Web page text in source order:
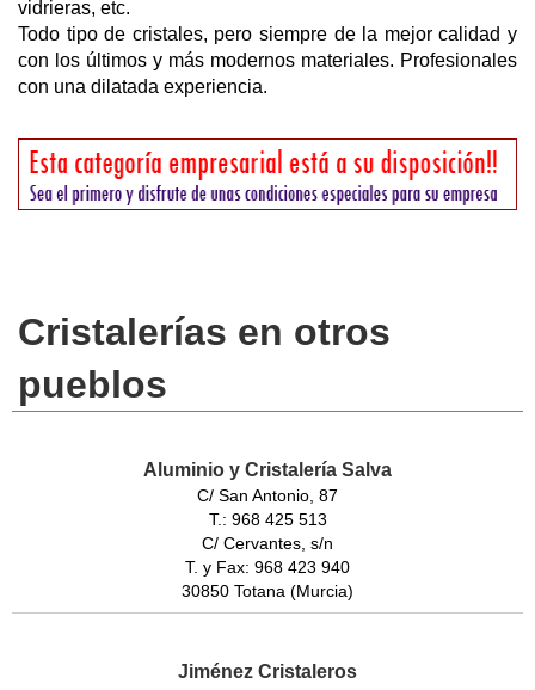
vidrieras, etc.
Todo tipo de cristales, pero siempre de la mejor calidad y
con los últimos y más modernos materiales. Profesionales
con una dilatada experiencia.
Cristalerías en otros
pueblos
Aluminio y Cristalería Salva
C/ San Antonio, 87
T.: 968 425 513
C/ Cervantes, s/n
T. y Fax: 968 423 940
30850 Totana (Murcia)
Jiménez Cristaleros